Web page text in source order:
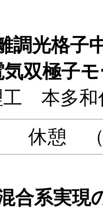
調光格子
気双極子
工 本多和
休憩 （
合系実現